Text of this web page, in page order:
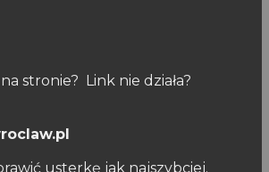
na stronie? Link nie działa?
usterkę jak najszybciej.